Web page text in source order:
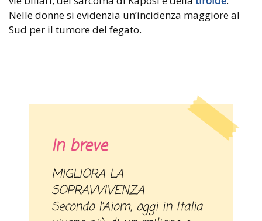
Nelle donne si evidenzia un’incidenza maggiore al
Sud per il tumore del fegato.
In breve
MIGLIORA LA
SOPRAVVIVENZA
Secondo l’Aiom, oggi in Italia